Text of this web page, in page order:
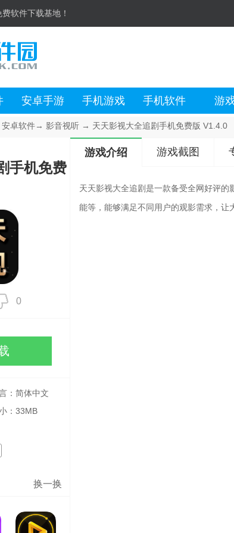
软件下载基地！
安卓手游 手机游戏 手机软件 游
安卓软件→ 影音视听 → 天天影视大全追剧手机免费版 V1.4.0
手机免费
0
：简体中文
：33MB
换一换
游戏介绍 游戏截图
天天影视大全追剧是一款备受全网好评
能等，能够满足不同用户的观影需求，让